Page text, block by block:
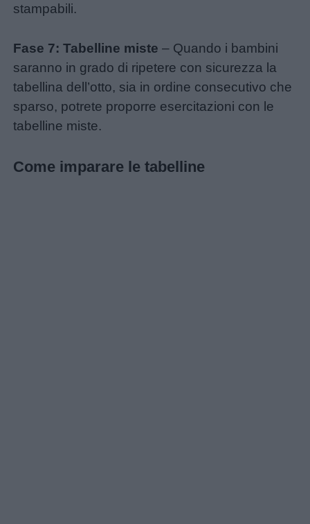
stampabili.
Fase 7: Tabelline miste – Quando i bambini
saranno in grado di ripetere con sicurezza la
tabellina dell’otto, sia in ordine consecutivo che
sparso, potrete proporre esercitazioni con le
tabelline miste.
Come imparare le tabelline